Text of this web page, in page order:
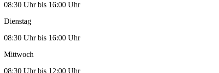
08:30 Uhr bis 16:00 Uhr
Dienstag
08:30 Uhr bis 16:00 Uhr
Mittwoch
08:30 Uhr bis 12:00 Uhr